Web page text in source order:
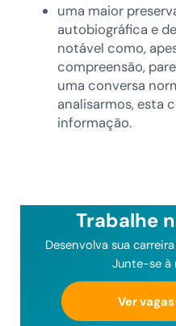
uma maior
autobiográfica e
notável como,
compreensão,
uma conversa
analisarmos, esta
informação.
Trabalhe
Desenvolva sua
Junte-se à
Ver